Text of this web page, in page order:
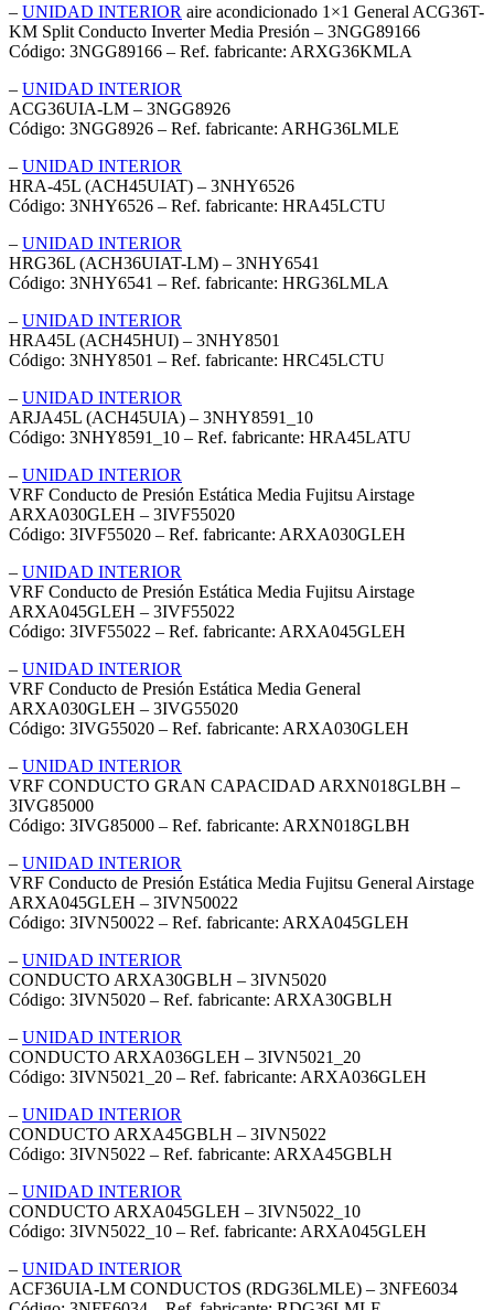
– UNIDAD INTERIOR aire acondicionado 1×1 General ACG36T-
KM Split Conducto Inverter Media Presión – 3NGG89166
Código: 3NGG89166 – Ref. fabricante: ARXG36KMLA
– UNIDAD INTERIOR
ACG36UIA-LM – 3NGG8926
Código: 3NGG8926 – Ref. fabricante: ARHG36LMLE
– UNIDAD INTERIOR
HRA-45L (ACH45UIAT) – 3NHY6526
Código: 3NHY6526 – Ref. fabricante: HRA45LCTU
– UNIDAD INTERIOR
HRG36L (ACH36UIAT-LM) – 3NHY6541
Código: 3NHY6541 – Ref. fabricante: HRG36LMLA
– UNIDAD INTERIOR
HRA45L (ACH45HUI) – 3NHY8501
Código: 3NHY8501 – Ref. fabricante: HRC45LCTU
– UNIDAD INTERIOR
ARJA45L (ACH45UIA) – 3NHY8591_10
Código: 3NHY8591_10 – Ref. fabricante: HRA45LATU
– UNIDAD INTERIOR
VRF Conducto de Presión Estática Media Fujitsu Airstage
ARXA030GLEH – 3IVF55020
Código: 3IVF55020 – Ref. fabricante: ARXA030GLEH
– UNIDAD INTERIOR
VRF Conducto de Presión Estática Media Fujitsu Airstage
ARXA045GLEH – 3IVF55022
Código: 3IVF55022 – Ref. fabricante: ARXA045GLEH
– UNIDAD INTERIOR
VRF Conducto de Presión Estática Media General
ARXA030GLEH – 3IVG55020
Código: 3IVG55020 – Ref. fabricante: ARXA030GLEH
– UNIDAD INTERIOR
VRF CONDUCTO GRAN CAPACIDAD ARXN018GLBH –
3IVG85000
Código: 3IVG85000 – Ref. fabricante: ARXN018GLBH
– UNIDAD INTERIOR
VRF Conducto de Presión Estática Media Fujitsu General Airstage
ARXA045GLEH – 3IVN50022
Código: 3IVN50022 – Ref. fabricante: ARXA045GLEH
– UNIDAD INTERIOR
CONDUCTO ARXA30GBLH – 3IVN5020
Código: 3IVN5020 – Ref. fabricante: ARXA30GBLH
– UNIDAD INTERIOR
CONDUCTO ARXA036GLEH – 3IVN5021_20
Código: 3IVN5021_20 – Ref. fabricante: ARXA036GLEH
– UNIDAD INTERIOR
CONDUCTO ARXA45GBLH – 3IVN5022
Código: 3IVN5022 – Ref. fabricante: ARXA45GBLH
– UNIDAD INTERIOR
CONDUCTO ARXA045GLEH – 3IVN5022_10
Código: 3IVN5022_10 – Ref. fabricante: ARXA045GLEH
– UNIDAD INTERIOR
ACF36UIA-LM CONDUCTOS (RDG36LMLE) – 3NFE6034